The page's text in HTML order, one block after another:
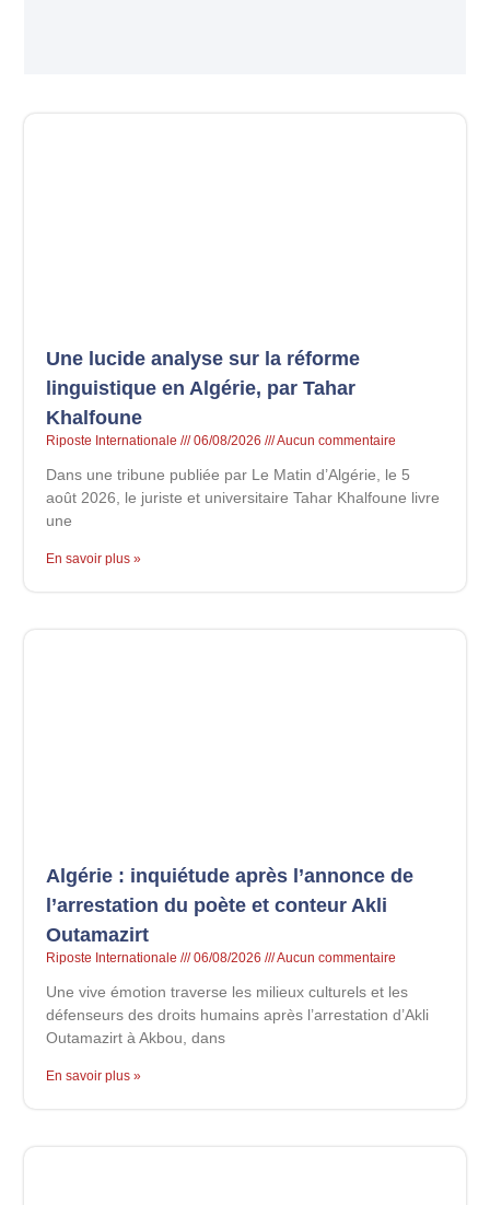
Une lucide analyse sur la réforme
linguistique en Algérie, par Tahar
Khalfoune
Riposte Internationale 06/08/2026 Aucun commentaire
Dans une tribune publiée par Le Matin d’Algérie, le 5
août 2026, le juriste et universitaire Tahar Khalfoune livre
une
En savoir plus »
Algérie : inquiétude après l’annonce de
l’arrestation du poète et conteur Akli
Outamazirt
Riposte Internationale 06/08/2026 Aucun commentaire
Une vive émotion traverse les milieux culturels et les
défenseurs des droits humains après l’arrestation d’Akli
Outamazirt à Akbou, dans
En savoir plus »